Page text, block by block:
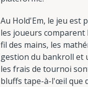
Au Hold'Em, le jeu est
les joueurs comparent
fil des mains, les
gestion du bankroll et
les frais de tournoi
bluffs tape-à-l'œil que